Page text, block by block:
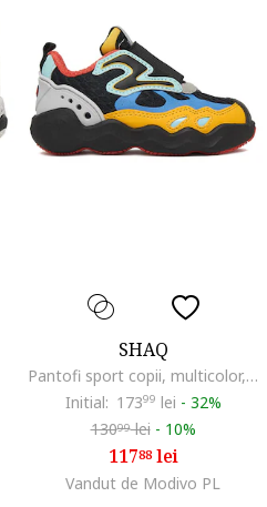
SHAQ
Pantofi sport copii, multicolor, textil
Initial: 17399 lei - 32%
13099lei - 10%
11788lei
Vandut de Modivo PL